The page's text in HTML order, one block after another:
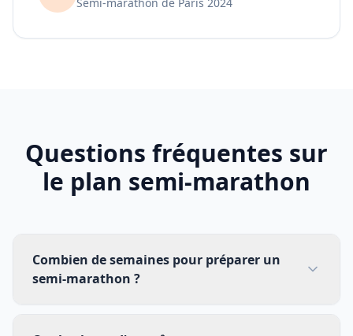
Questions fréquentes sur
le plan semi-marathon
Combien de semaines pour préparer un
semi-marathon ?